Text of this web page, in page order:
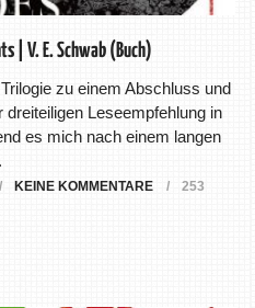
| V. E. Schwab (Buch)
zu einem Abschluss und
Leseempfehlung in
es mich nach einem langen
KEINE KOMMENTARE
253